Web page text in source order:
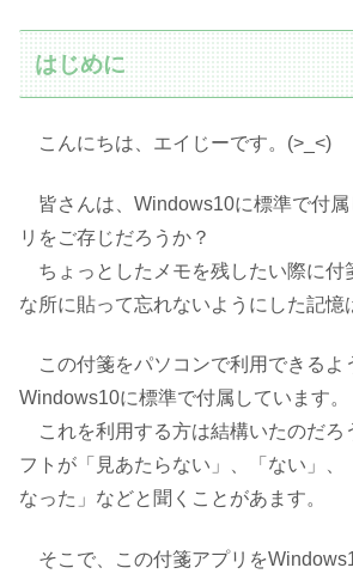
はじめに
こんにちは、エイじーです。(>_<)
皆さんは、Windows10に標準で付属
リをご存じだろうか？
ちょっとしたメモを残したい際に付
な所に貼って忘れないようにした記憶
この付箋をパソコンで利用できるよ
Windows10に標準で付属しています。
これを利用する方は結構いたのだろ
フトが「見あたらない」、「ない」、
なった」などと聞くことがあます。
そこで、この付箋アプリを